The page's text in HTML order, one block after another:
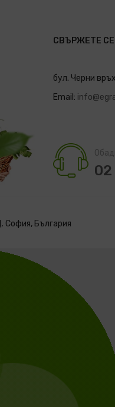
СВЪРЖЕТЕ СЕ
бул. Черни
Email:
02
София, България